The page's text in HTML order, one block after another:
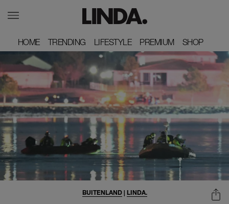
HOME
HOME TRENDING
TRENDING LIFESTYLE
LIFESTYLE PREMIUM
PREMIUM SHOP
SHOP
BUITENLAND| LINDA.